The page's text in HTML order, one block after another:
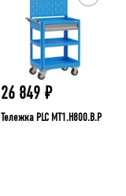
26 849 ₽
Тележка PLC МT1.H800.В.Р